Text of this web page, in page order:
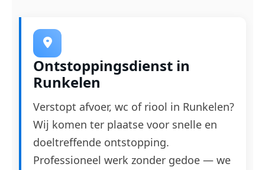
Ontstoppingsdienst in
Runkelen
Verstopt afvoer, wc of riool in Runkelen?
Wij komen ter plaatse voor snelle en
doeltreffende ontstopping.
Professioneel werk zonder gedoe — we